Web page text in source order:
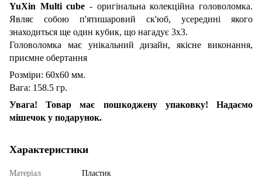
YuXin Multi cube - оригінальна колекційна головоломка.
Являє собою п'ятишаровий ск'юб, усередині якого
знаходиться ще один кубик, що нагадує 3х3.
Головоломка має унікальний дизайн, якісне виконання,
приємне обертання
Розміри: 60х60 мм.
Вага: 158.5 гр.
Увага! Товар має пошкоджену упаковку! Надаємо
мішечок у подарунок.
Характеристики
Матеріал
Пластик